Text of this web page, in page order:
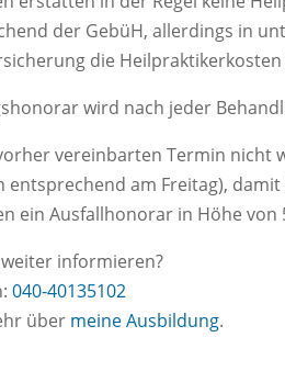
der GebüH, allerdings in
die
wird nach jeder
vereinbarten Termin nicht
am Freitag),
ein Ausfallhonorar in Höhe von
informieren?
040-40135102
über meine Ausbildung.